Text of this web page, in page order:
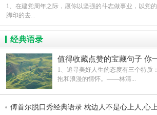
1、在建党周年之际，愿你以坚强的斗志做事业，以党
脚印的去...
经典语录
值得收藏点赞的宝藏句子 你
1、追寻美好人生的态度有三个特质
抱和浪漫的情怀。——林清...
傅首尔脱口秀经典语录 枕边人不是心上人,心